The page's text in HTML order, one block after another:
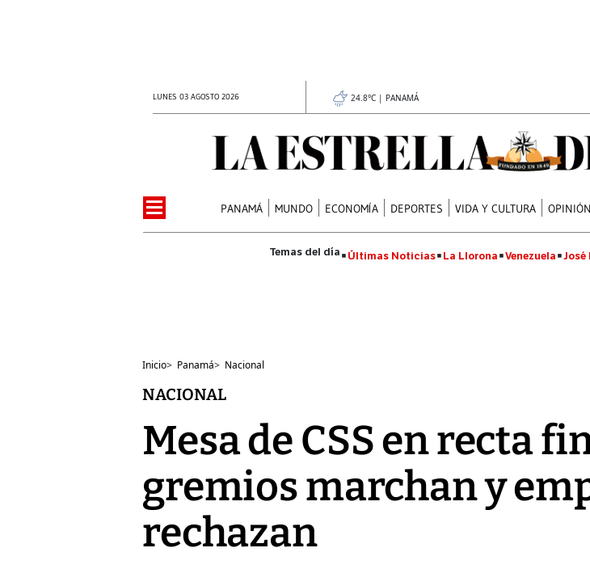
LUNES 03 AGOSTO 2026 24.8°C | PANAMÁ
PANAMÁ MUNDO ECONOMÍA DEPORTES VIDA Y CULTURA OPINIÓN
Últimas Noticias La Llorona Venezuela José
Inicio> Panamá> Nacional
NACIONAL
Mesa de CSS en recta
gremios marchan y
rechazan